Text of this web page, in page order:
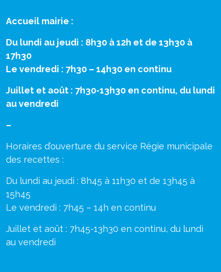
Accueil mairie :
Du lundi au jeudi : 8h30 à 12h et de 13h30 à
17h30
Le vendredi : 7h30 – 14h30 en continu
Juillet et août : 7h30-13h30 en continu, du lundi
au vendredi
–
Horaires d’ouverture du service Régie municipale
des recettes :
Du lundi au jeudi : 8h45 à 11h30 et de 13h45 à
15h45
Le vendredi : 7h45 – 14h en continu
Juillet et août : 7h45-13h30 en continu, du lundi
au vendredi